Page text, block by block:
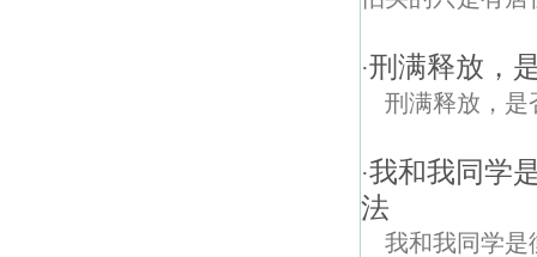
·刑满释放，
刑满释放，是
·我和我同学
法
我和我同学是